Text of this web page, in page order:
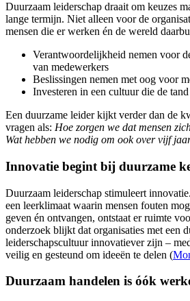
Duurzaam leiderschap draait om keuzes
lange termijn. Niet alleen voor de
mensen die er werken én de wereld
Verantwoordelijkheid nemen voor
van medewerkers
Beslissingen nemen met oog voor
Investeren in een cultuur die de
Een duurzame leider kijkt verder dan de
vragen als: Hoe zorgen we dat mensen
Wat hebben we nodig om ook over vijf
Innovatie begint bij duurzame
Duurzaam leiderschap stimuleert
een leerklimaat waarin mensen fouten
geven én ontvangen, ontstaat er ruimte
onderzoek blijkt dat organisaties met een
leiderschapscultuur innovatiever zijn –
veilig en gesteund om ideeën te delen (
Duurzaam handelen is óók